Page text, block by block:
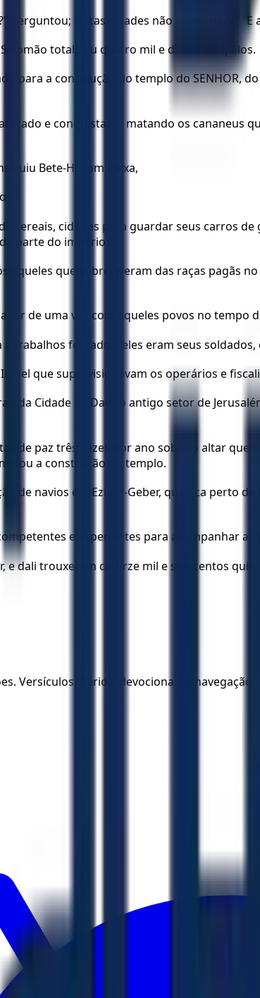
perguntou; “estas cidades não valem nada!”
totalizou quatro mil e duzentos quilos.
para a construção do templo do SENHOR,
e conquistado, matando os cananeus
Bete-Horom Baixa,
cereais, cidades para guardar seus carros
parte do império.
aqueles que sobreviveram das raças pagãs
de uma vez com aqueles povos no
a trabalhos forçados; eles eram seus
que supervisionavam os operários e
da Cidade de Davi, o antigo setor de
de paz três vezes por ano sobre o altar
a construção do templo.
de navios em Eziom-Geber, que fica perto
e experientes para acompanhar
e dali trouxeram catorze mil e setecentos
Versículos diários, devocionais e navegação